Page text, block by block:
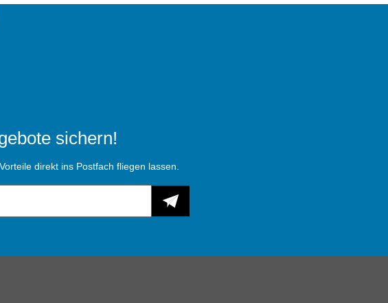
sichern!
direkt ins Postfach fliegen lassen.